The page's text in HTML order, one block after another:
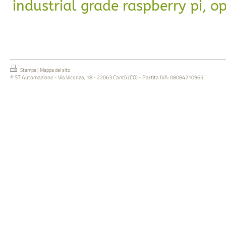
industrial grade raspberry pi,
Stampa | Mappa del sito
© ST Automazione - Via Vicenza, 18 - 22063 Cantù (CO) - Partita IVA: 08084210965